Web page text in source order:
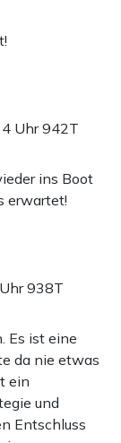
Uhr942T
ins Boot
erwartet!
938T
Es ist eine
da nie etwas
ein
und
Entschluss